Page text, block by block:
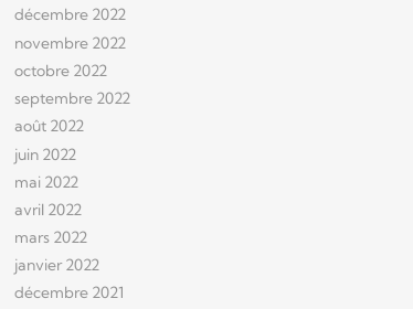
décembre 2022
novembre 2022
octobre 2022
septembre 2022
août 2022
juin 2022
mai 2022
avril 2022
mars 2022
janvier 2022
décembre 2021